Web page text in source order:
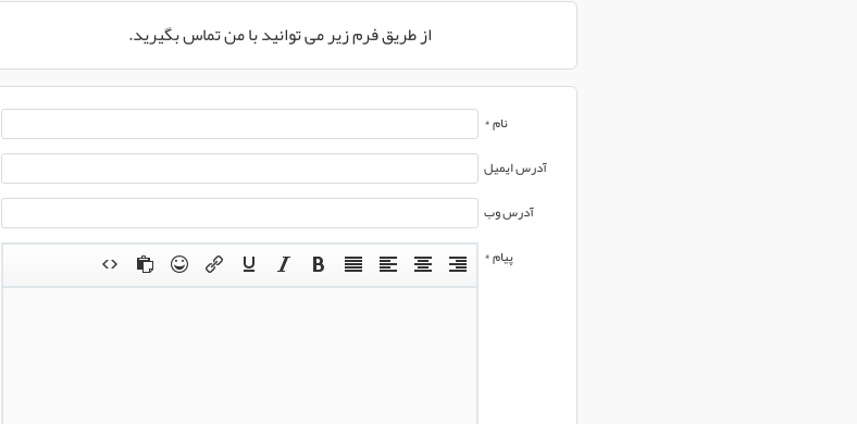
از طریق فرم زیر می توانید با من تماس بگیرید.
نام *
آدرس ایمیل
آدرس وب
پیام *